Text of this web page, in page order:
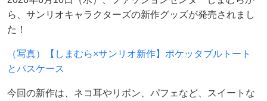
ら、サンリオキャラクターズの新作グッズが発売されまし
た！
（写真）【しまむら×サンリオ新作】ポケッタブルトート
とパスケース
今回の新作は、ネコ耳やリボン、パフェなど、スイートな